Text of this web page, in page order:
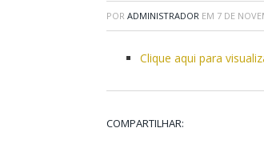
POR ADMINISTRADOR EM 7 DE
Clique aqui para
COMPARTILHAR: